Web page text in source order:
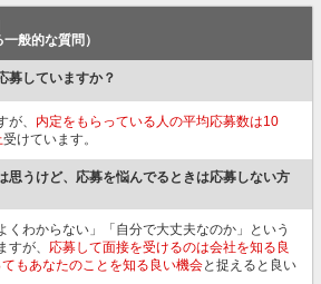
般的な質問）
募していますか？
が、 内定をもらっている人の平均応募数は10
受けています。
思うけど、応募を悩んでるときは応募しない方
くわからない」「自分で大丈夫なのか」という
が、 応募して面接を受けるのは会社を知る良
もあなたのことを知る良い機会と捉えると良い